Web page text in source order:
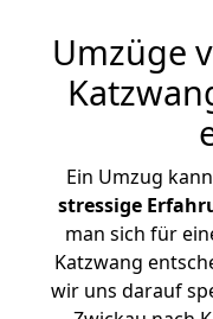
Umzüge
Ein Umzug
stressige
man sich für
Katzwang
wir uns darauf